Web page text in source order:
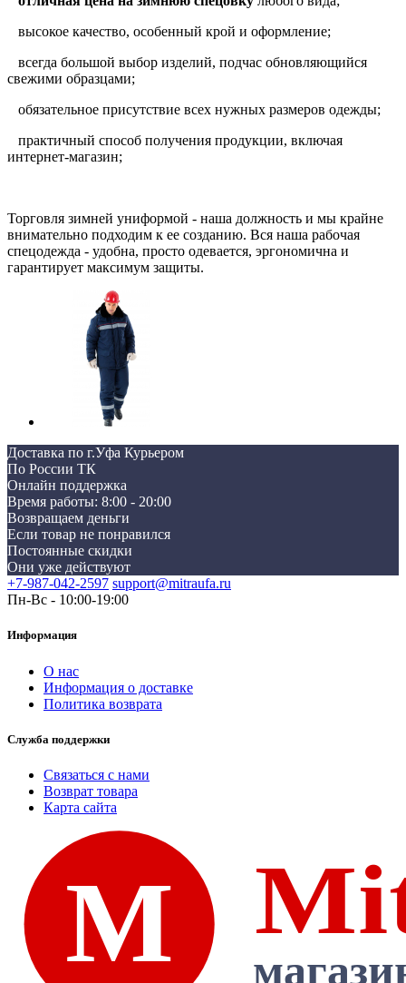
высокое качество, особенный крой и оформление;
всегда большой выбор изделий, подчас обновляющийся
свежими образцами;
обязательное присутствие всех нужных размеров одежды;
практичный способ получения продукции, включая
интернет-магазин;
Торговля зимней униформой - наша должность и мы крайне
внимательно подходим к ее созданию. Вся наша рабочая
спецодежда - удобна, просто одевается, эргономична и
гарантирует максимум защиты.
Доставка по г.Уфа Курьером
По России ТК
Онлайн поддержка
Время работы: 8:00 - 20:00
Возвращаем деньги
Если товар не понравился
Постоянные скидки
Они уже действуют
+7-987-042-2597 support@mitraufa.ru
Пн-Вс - 10:00-19:00
Информация
О нас
Информация о доставке
Политика возврата
Служба поддержки
Связаться с нами
Возврат товара
Карта сайта